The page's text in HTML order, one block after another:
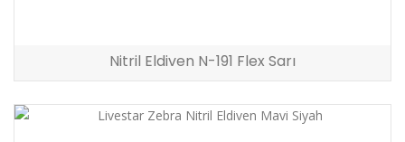
Nitril Eldiven N-191 Flex Sarı